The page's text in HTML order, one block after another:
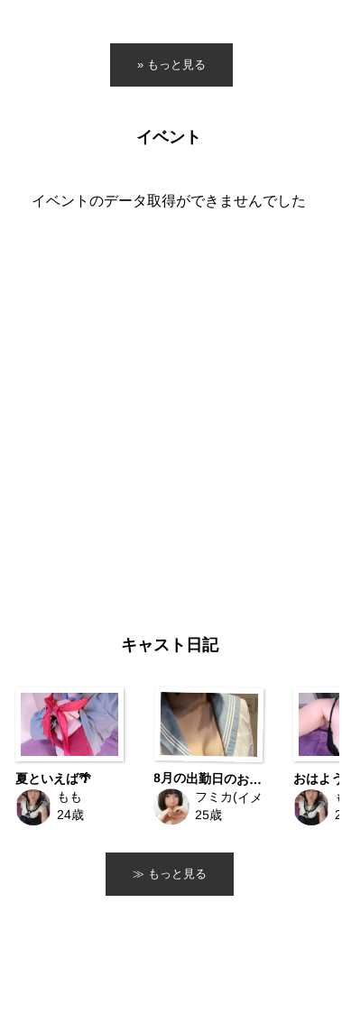
キャスト日記
夏といえば🌴
もも
24歳
8月の出勤日のお知らせです‼️
フミカ(イメージ対応)
25歳
≫ もっと見る
イベント
イベントのデータ取得ができませんでした
» もっと見る